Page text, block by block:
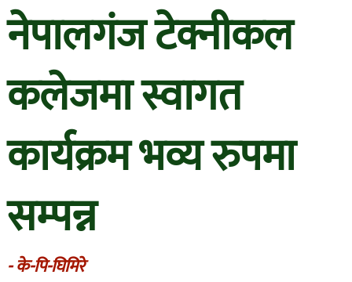
नेपालगंज टेक्नीकल
कलेजमा स्वागत
कार्यक्रम भव्य रुपमा
सम्पन्न
- के-पि-घिमिरे